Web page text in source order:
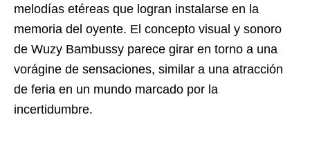
melodías etéreas que logran instalarse en la
memoria del oyente. El concepto visual y sonoro
de Wuzy Bambussy parece girar en torno a una
vorágine de sensaciones, similar a una atracción
de feria en un mundo marcado por la
incertidumbre.